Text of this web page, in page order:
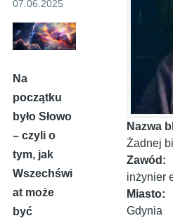
07.06.2025
Na
początku
było Słowo
– czyli o
tym, jak
Wszechświ
at może
być
Nazwa
Żadnej
Zawód:
inżynier
Miasto:
Gdynia